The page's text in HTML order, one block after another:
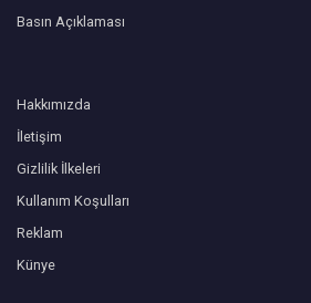
Basın Açıklaması
Hakkımızda
İletişim
Gizlilik İlkeleri
Kullanım Koşulları
Reklam
Künye